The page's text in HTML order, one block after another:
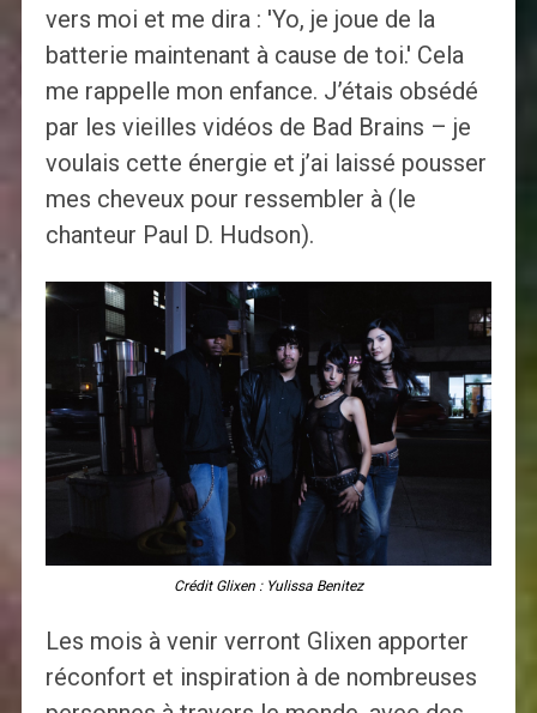
vers moi et me dira : 'Yo, je joue de la
batterie maintenant à cause de toi.' Cela
me rappelle mon enfance. J’étais obsédé
par les vieilles vidéos de Bad Brains – je
voulais cette énergie et j’ai laissé pousser
mes cheveux pour ressembler à (le
chanteur Paul D. Hudson).
Crédit Glixen : Yulissa Benitez
Les mois à venir verront Glixen apporter
réconfort et inspiration à de nombreuses